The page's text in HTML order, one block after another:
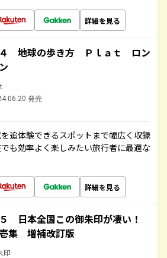
詳細を見る
地球の歩き方 Ｐｌａｔ ロン
発売
追体験できるスポットまで幅広く収録
も効率よく楽しみたい旅行者に最適な
詳細を見る
日本全国この御朱印が凄い！
集 増補改訂版
印